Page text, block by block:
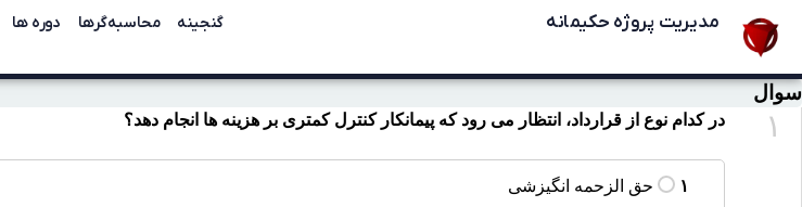
مدیریت پروژه حکیمانه گنجینه محاسبه‌گرها دوره ها
سوال
۱ در کدام نوع از قرارداد، انتظار می رود که پیمانکار کنترل کمتری بر هزینه ها انجام دهد؟
۱ حق الزحمه انگیزشی